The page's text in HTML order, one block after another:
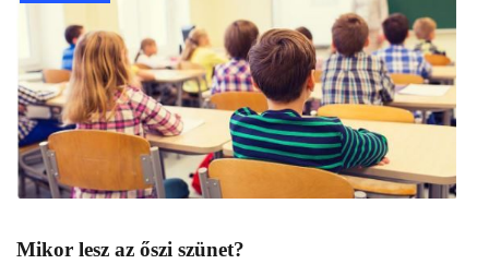
Mikor lesz az őszi szünet?